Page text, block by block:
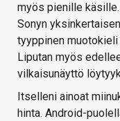
myös pienille
Sonyn
tyyppinen
Liputan myös
vilkaisunäyttö
Itselleni ainoat
hinta. Android-